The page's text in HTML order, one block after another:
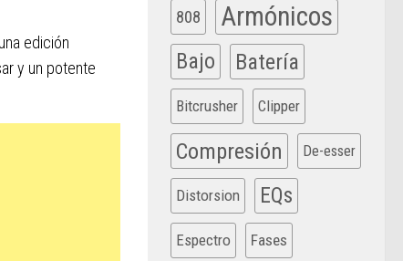
edición
y un potente
808 Armónicos
Bajo Batería
Bitcrusher Clipper
Compresión De-esser
Distorsion EQs
Espectro Fases